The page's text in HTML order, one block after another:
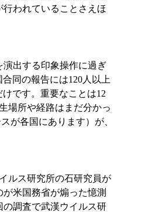
われていることさえほ
出する印象操作に過ぎ
同の報告には120人以上
です。重要なことは12
場所や経路はまだ分かっ
が各国にあります）が、
ルス研究所の石研究員が
米国務省が煽った憶測
調査で武漢ウイルス研